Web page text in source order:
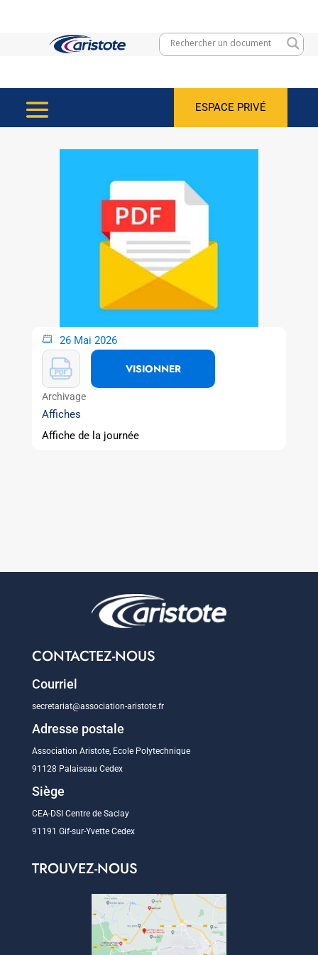
ESPACE PRIVÉ
26 Mai 2026
VISIONNER
Archivage
Affiches
Affiche de la journée
CONTACTEZ-NOUS
Courriel
secretariat@association-aristote.fr
Adresse postale
Association Aristote, Ecole Polytechnique
91128 Palaiseau Cedex
Siège
CEA-DSI Centre de Saclay
91191 Gif-sur-Yvette Cedex
TROUVEZ-NOUS